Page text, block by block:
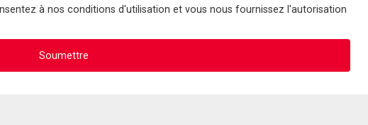
à nos conditions d'utilisation et vous nous fournissez l'autorisation